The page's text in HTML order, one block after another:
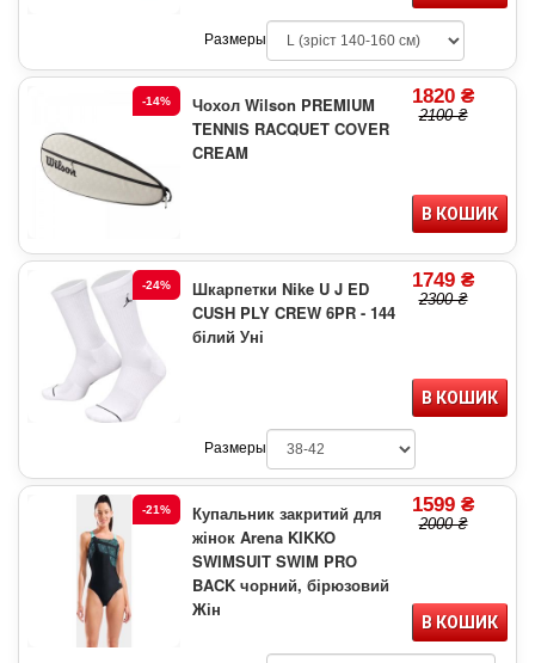
Размеры
-14%
Чохол Wilson PREMIUM
TENNIS RACQUET COVER
CREAM
1820 ₴
2100 ₴
В КОШИК
-24%
Шкарпетки Nike U J ED
CUSH PLY CREW 6PR - 144
білий Уні
1749 ₴
2300 ₴
В КОШИК
Размеры
-21%
Купальник закритий для
жінок Arena KIKKO
SWIMSUIT SWIM PRO
BACK чорний, бірюзовий
Жін
1599 ₴
2000 ₴
В КОШИК